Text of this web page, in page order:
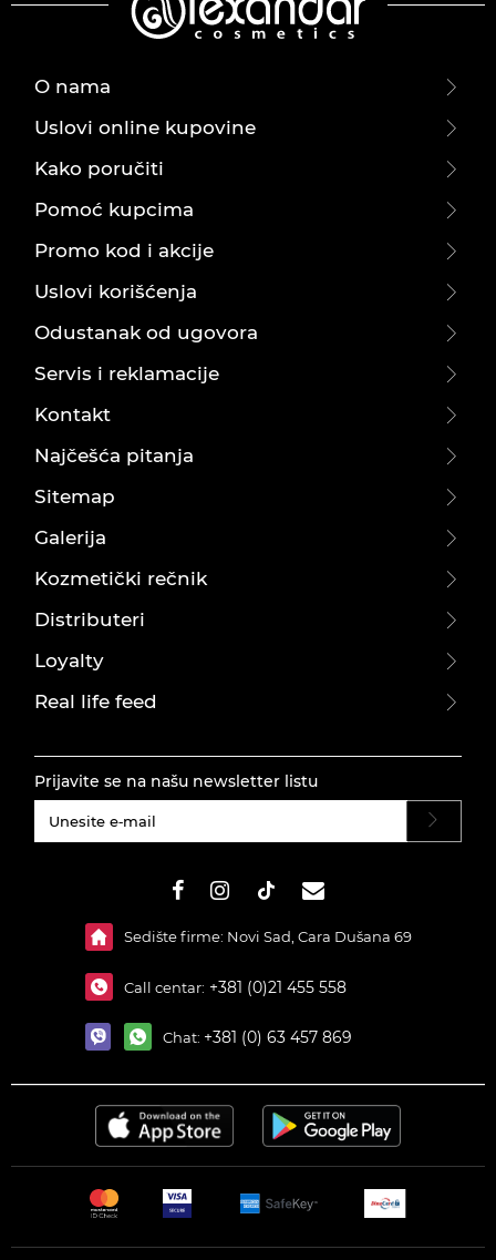
O nama
Uslovi online kupovine
Kako poručiti
Pomoć kupcima
Promo kod i akcije
Uslovi korišćenja
Odustanak od ugovora
Servis i reklamacije
Kontakt
Najčešća pitanja
Sitemap
Galerija
Kozmetički rečnik
Distributeri
Loyalty
Real life feed
Prijavite se na našu newsletter listu
Sedište firme: Novi Sad, Cara Dušana 69
Call centar: +381 (0)21 455 558
Chat: +381 (0) 63 457 869